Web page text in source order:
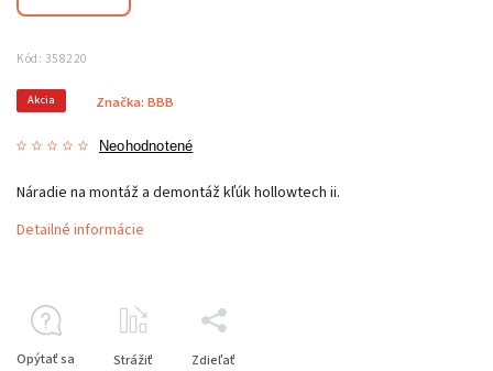
Kód: 358220
Akcia
Neohodnotené
Značka: BBB
Náradie na montáž a demontáž kľúk hollowtech ii.
Detailné informácie
Opýtať sa Strážiť Zdieľať